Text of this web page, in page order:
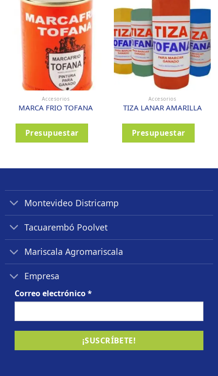
Accesorios
MARCA FRIO TOFANA
Presupuestar
Accesorios
TIZA LANAR AMARILLA
Presupuestar
Montevideo Districamp
Tacuarembó Poolvet
Mariscala Agromariscala
Empresa
Correo electrónico*